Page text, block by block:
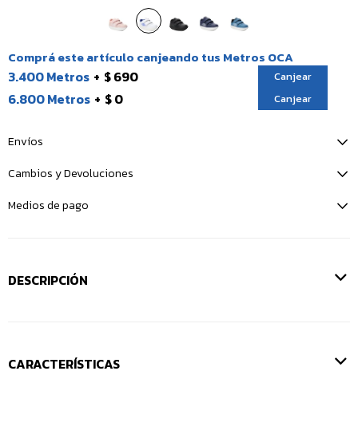
Comprá este artículo canjeando tus Metros OCA
3.400 Metros $ 690 Canjear
6.800 Metros $ 0 Canjear
Envíos
Cambios y Devoluciones
Medios de pago
DESCRIPCIÓN
CARACTERÍSTICAS